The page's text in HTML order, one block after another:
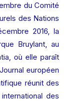
du Comité
des Nations
2016, la
Bruylant, au
où elle paraît
européen
réunit des
des